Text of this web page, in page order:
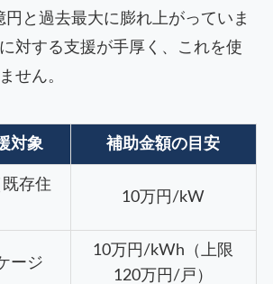
円と過去最大に膨れ上がっていま
対する支援が手厚く、これを使
せん。
対象 補助金額の目安
存住
10万円/kW
ージ
10万円/kWh（上限
120万円/戸）